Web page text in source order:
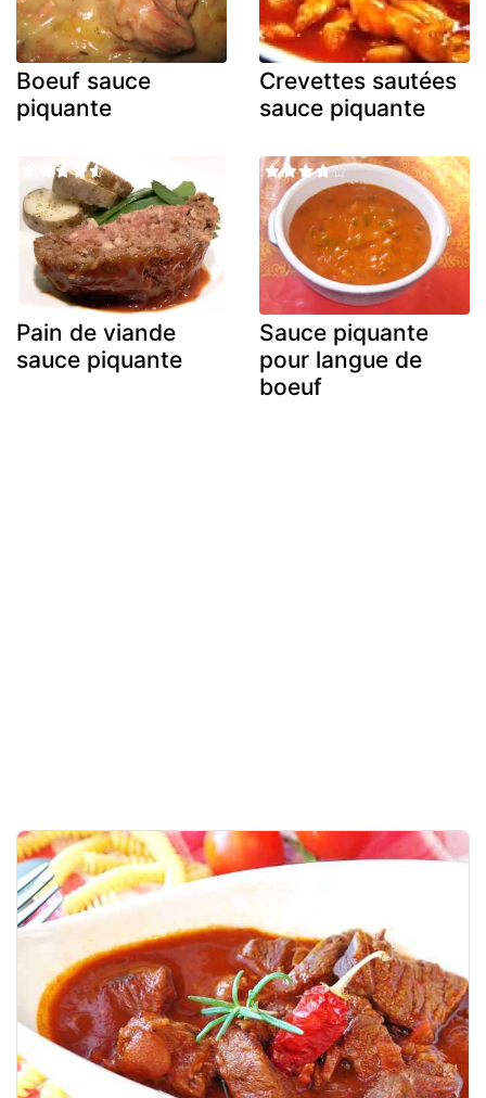
Boeuf sauce
piquante
Crevettes sautées
sauce piquante
Pain de viande
sauce piquante
Sauce piquante
pour langue de
boeuf